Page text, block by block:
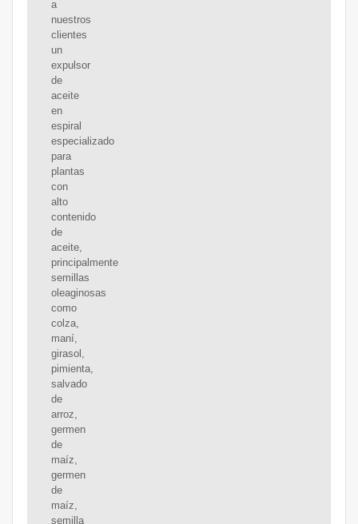
a
nuestros
clientes
un
expulsor
de
aceite
en
espiral
especializado
para
plantas
con
alto
contenido
de
aceite,
principalmente
semillas
oleaginosas
como
colza,
maní,
girasol,
pimienta,
salvado
de
arroz,
germen
de
maíz,
germen
de
maíz,
semilla